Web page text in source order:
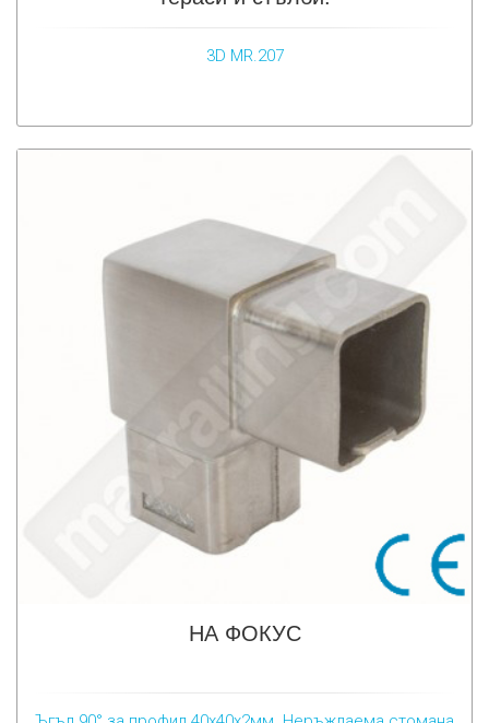
3D MR.207
НА ФОКУС